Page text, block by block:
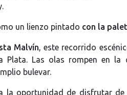
un lienzo pintado con la
Malvín, este recorrido
Plata. Las olas rompen en la
bulevar.
la oportunidad de disfrutar